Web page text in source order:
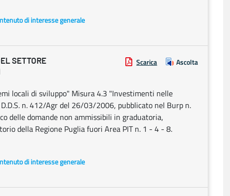
di interesse generale
SETTORE
Scarica Ascolta
locali di sviluppo" Misura 4.3 "Investimenti nelle
n. 412/Agr del 26/03/2006, pubblicato nel Burp n.
delle domande non ammissibili in graduatoria,
della Regione Puglia fuori Area PIT n. 1 - 4 - 8.
di interesse generale